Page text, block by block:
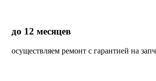
до 12 месяцев
осуществляем ремонт с гарантией на